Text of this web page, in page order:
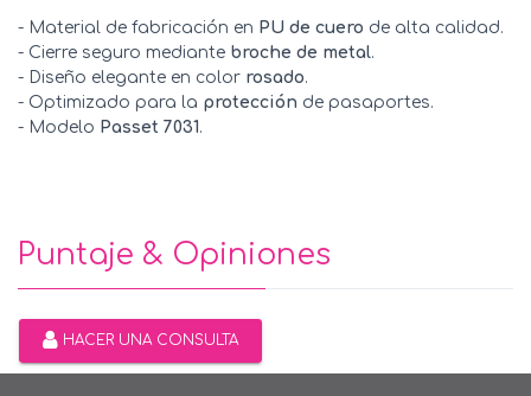
- Material de fabricación en PU de cuero de alta calidad.
- Cierre seguro mediante broche de metal.
- Diseño elegante en color rosado.
- Optimizado para la protección de pasaportes.
- Modelo Passet 7031 .
Puntaje & Opiniones
HACER UNA CONSULTA